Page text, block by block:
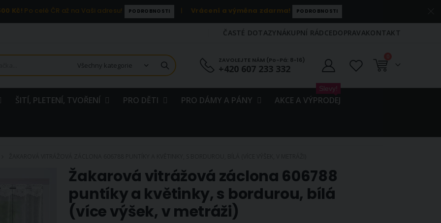
Kč! Po celé ČR až na Vaši adresu! PODROBNOSTI | Vrácení a výměna zdarma! PODROBNOSTI
ČASTÉ DOTAZYNÁKUPNÍ RÁDCEDOPRAVAKONTAKT
ZAVOLEJTE NÁM (Po-Pá: 8-16)
+420 607 233 332 Košík
0položky
ŠITÍ, PLETENÍ, TVOŘENÍ PRO DĚTI PRO DÁMY A PÁNY AKCE A VÝPRODEJ
Slevy!
Žakarová vitrážová záclona 606788
puntíky a květinky, s bordurou, bílá
(více výšek, v metráži)